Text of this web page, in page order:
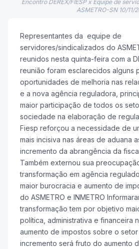
Encontro DEREX/FIESP x Equipe de
ASMETRO-SN 10/11/
Representantes da equipe de
servidores/sindicalizados do
reunidos nesta quinta-feira com a
reunião foram esclarecidos alguns
oportunidades de melhoria nas
e a nova agência reguladora,
maior participação de todos os
sociedade na elaboração de
Fiesp reforçou a necessidade de
mais incisiva nas áreas de aduana
incremento da abrangência da
Também externou sua
transformação em agência
maior burocracia e aumento de
do ASMETRO e INMETRO
transformação tem por objetivo
política, administrativa e financeira
aumento de impostos sobre o
incremento será fruto do aumento